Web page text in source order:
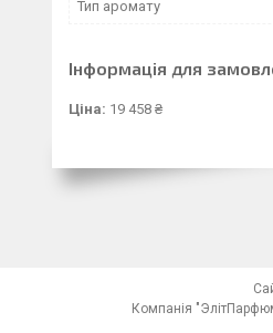
Тип аромату
Інформація для
Ціна: 19 458 ₴